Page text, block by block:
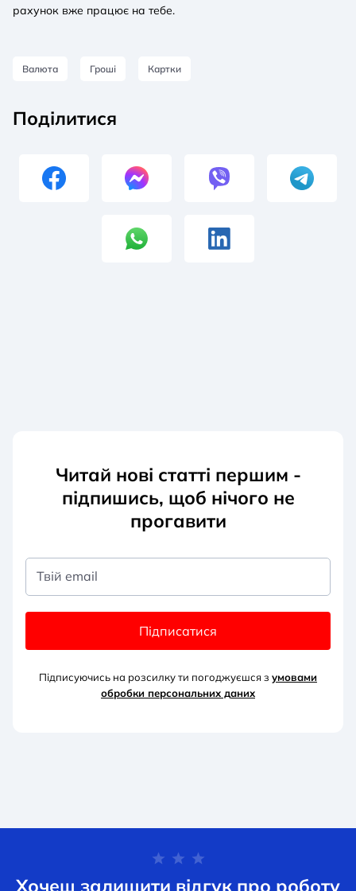
рахунок вже працює на тебе.
Валюта Гроші Картки
Поділитися
Читай нові статті першим -
підпишись, щоб нічого не
прогавити
Твій email
Підписатися
Підписуючись на розсилку ти погоджуєшся з умовами
обробки персональних даних
Хочеш залишити відгук про роботу